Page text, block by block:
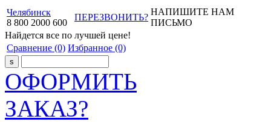
Челябинск
8 800 2000 600
ПЕРЕЗВОНИТЬ?
НАПИШИТЕ НАМ
ПИСЬМО
Найдется все по лучшей цене!
Сравнение (0) Избранное (0)
ОФОРМИТЬ
ЗАКАЗ?